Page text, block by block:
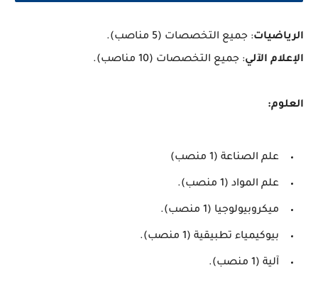
الرياضيات: جميع التخصصات (5 مناصب).
الإعلام الآلي: جميع التخصصات (10 مناصب).
العلوم:
علم الصناعة (1 منصب)
علم المواد (1 منصب).
ميكروبيولوجيا (1 منصب).
بيوكيمياء تطبيقية (1 منصب).
آلية (1 منصب).